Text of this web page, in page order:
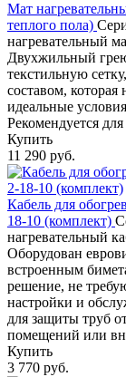
Мат
теплого пола)
нагревательный
Двухжильный
текстильную
составом,
идеальные
Рекомендуется
Купить
11 290 руб.
Кабель для
18-10 (комплект)
нагревательный
Оборудован
встроенным
решение, не
настройки и
для защиты труб
помещений или
Купить
3 770 руб.